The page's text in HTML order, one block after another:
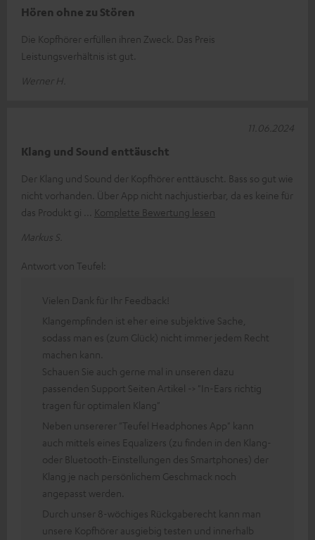
Hören ohne zu Stören
Die Kopfhörer erfüllen ihren Zweck. Das Preis
Leistungsverhältnis ist gut.
Werner H.
Klang und Sound enttäuscht
Der Klang und Sound der Kopfhörer enttäuscht. Bass so gut wie
nicht vorhanden. Über App nicht nachjustierbar, da es keine für
das Produkt gi
Komplette Bewertung lesen
Markus S.
11.06.2024
Antwort von Teufel:
Vielen Dank für Ihr Feedback!
Klangempfinden ist eher eine subjektive Sache,
sodass man es (zum Glück) nicht immer jedem Recht
machen kann.
Schauen Sie auch gerne mal in unseren dazu
passenden Support Seiten Artikel -> "In-Ears richtig
tragen für optimalen Klang"
Neben unsererer "Teufel Headphones App" kann
auch mittels eines Equalizers (zu finden in den Klang-
oder Bluetooth-Einstellungen des Smartphones) der
Klang je nach persönlichem Geschmack noch
angepasst werden.
Durch unser 8-wöchiges Rückgaberecht kann man
unsere Kopfhörer ausgiebig testen und innerhalb